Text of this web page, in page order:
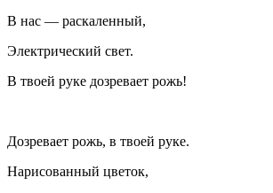
В нас — раскаленный,
Электрический свет.
В твоей руке дозревает рожь!
Дозревает рожь, в твоей руке.
Нарисованный цветок,